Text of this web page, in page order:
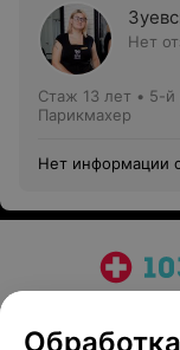
Нет
Стаж 13 лет • 5-й
Парикмахер
Нет информации